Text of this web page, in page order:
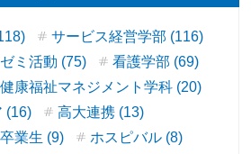
サービス経営学部 (116)
ゼミ活動 (75)
看護学部 (69)
健康福祉マネジメント学科 (20)
(16)
高大連携 (13)
卒業生 (9)
ホスピバル (8)